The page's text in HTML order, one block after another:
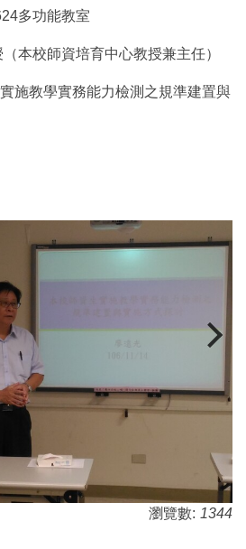
多功能教室
校師資培育中心教授兼主任）
教學實務能力檢測之規準建置與
瀏覽數: 1344